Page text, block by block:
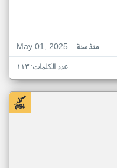
May 01, 2025
منذ سنة
عدد الكلمات: ١١٣